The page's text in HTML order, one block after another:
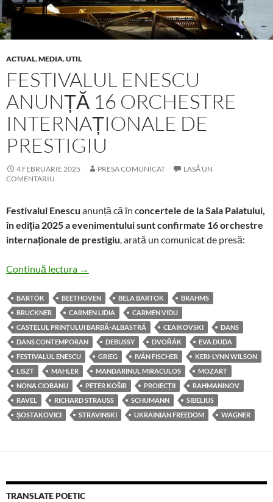
ACTUAL,MEDIA,UTIL
FESTIVALUL ENESCU
ANUNȚĂ 16 ORCHESTRE
INTERNAȚIONALE DE
PRESTIGIU
4 FEBRUARIE 2025 PRESA COMUNICAT
LASĂ UN
COMENTARIU
Festivalul Enescu anunță că în concertele de la Sala Palatului,
în ediția 2025 a evenimentului sunt confirmate 16 orchestre
internaționale de prestigiu, arată un comunicat de presă:
Continuă lectura Festivalul Enescu anunță 16 orchestre
→
BARTÓK BEETHOVEN BELA BARTOK
BRAHMS
BRUCKNER
CARMEN LIDIA
CARMEN VIDU
CASTELUL PRINȚULUI BARBĂ-ALBASTRĂ
CEAIKOVSKI
DANS
DANS CONTEMPORAN
DEBUSSY DVOŘÁK
EVA DUDA
FESTIVALUL ENESCU
GRIEG IVÁN FISCHER
KERI-LYNN WILSON
LISZT
MAHLER MANDARINUL MIRACULOS
MOZART
NONA CIOBANU
PETER KOŠIR PROIECȚII
RAHMANINOV
RAVEL
RICHARD STRAUSS SCHUMANN
SIBELIUS
ȘOSTAKOVICI
STRAVINSKI UKRAINIAN FREEDOM WAGNER
TRANSLATE POETIC